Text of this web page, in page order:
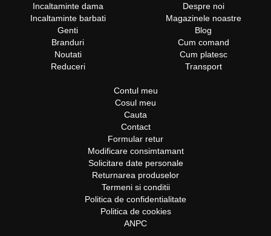
Incaltaminte dama
Incaltaminte barbati
Genti
Branduri
Noutati
Reduceri
Despre noi
Magazinele noastre
Blog
Cum comand
Cum platesc
Transport
Contul meu
Cosul meu
Cauta
Contact
Formular retur
Modificare consimtamant
Solicitare date personale
Returnarea produselor
Termeni si conditii
Politica de confidentialitate
Politica de cookies
ANPC